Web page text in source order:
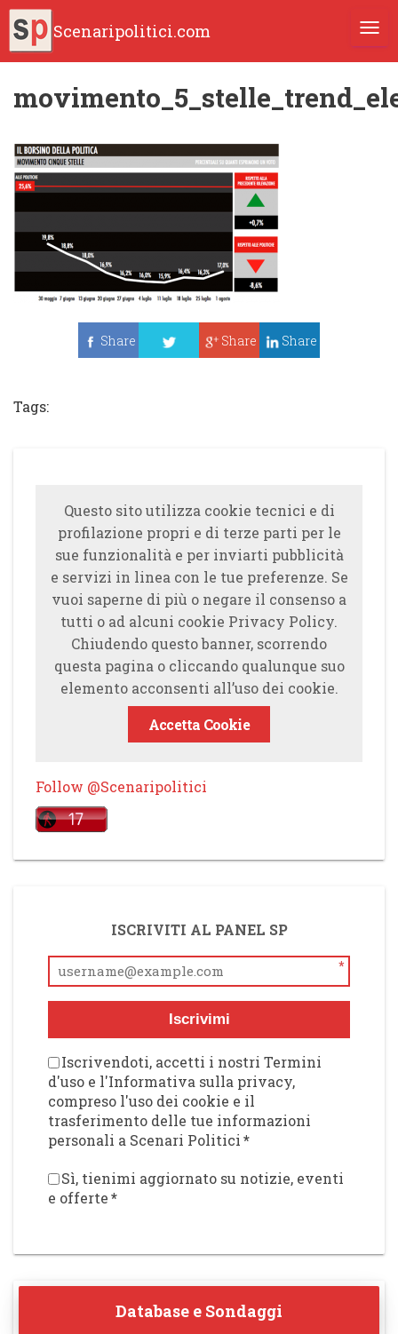
Scenaripolitici.com
Share
Share Share
Tags:
Questo sito utilizza cookie tecnici e di
profilazione propri e di terze parti per le
sue funzionalità e per inviarti pubblicità
e servizi in linea con le tue preferenze. Se
vuoi saperne di più o negare il consenso a
tutti o ad alcuni cookie Privacy Policy.
Chiudendo questo banner, scorrendo
questa pagina o cliccando qualunque suo
elemento acconsenti all’uso dei cookie.
Accetta Cookie
Follow @Scenaripolitici
ISCRIVITI AL PANEL SP
*
Iscrivimi
Iscrivendoti, accetti i nostri Termini
d'uso e l'Informativa sulla privacy,
compreso l'uso dei cookie e il
trasferimento delle tue informazioni
personali a Scenari Politici*
Sì, tienimi aggiornato su notizie, eventi
e offerte*
Database e Sondaggi